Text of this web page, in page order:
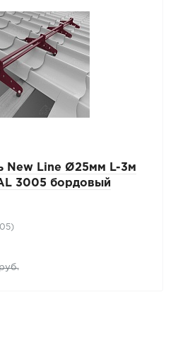
New Line Ø25мм L-3м
3005 бордовый